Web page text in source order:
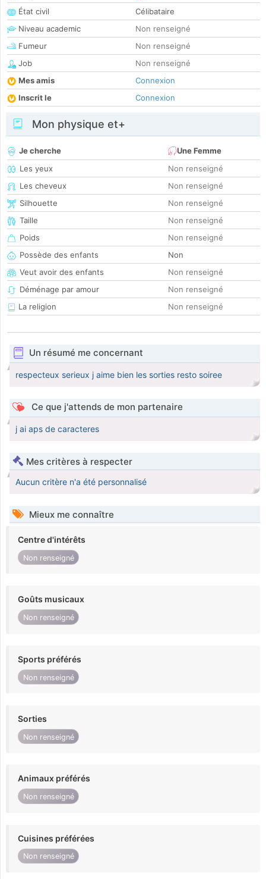
État civil
Célibataire
Niveau academic
Non renseigné
Fumeur
Non renseigné
Job
Non renseigné
Mes amis
Connexion
Inscrit le
Connexion
Mon physique et+
Je cherche
Une Femme
Les yeux
Non renseigné
Les cheveux
Non renseigné
Silhouette
Non renseigné
Taille
Non renseigné
Poids
Non renseigné
Possède des enfants
Non
Veut avoir des enfants
Non renseigné
Déménage par amour
Non renseigné
La religion
Non renseigné
Un résumé me concernant
respecteux serieux j aime bien les sorties resto soiree
Ce que j'attends de mon partenaire
j ai aps de caracteres
Mes critères à respecter
Aucun critère n'a été personnalisé
Mieux me connaître
Centre d'intérêts
Non renseigné
Goûts musicaux
Non renseigné
Sports préférés
Non renseigné
Sorties
Non renseigné
Animaux préférés
Non renseigné
Cuisines préférées
Non renseigné